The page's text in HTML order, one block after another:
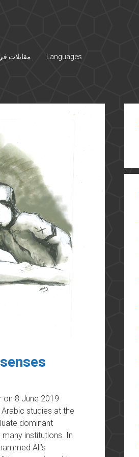
مقابلات Languages
on 8 June 2019
studies at the
dominant
institutions. In
Ali’s